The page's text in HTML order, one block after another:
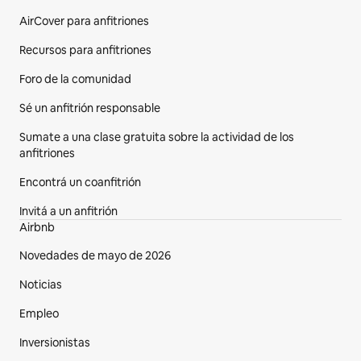
AirCover para anfitriones
Recursos para anfitriones
Foro de la comunidad
Sé un anfitrión responsable
Sumate a una clase gratuita sobre la actividad de los
anfitriones
Encontrá un coanfitrión
Invitá a un anfitrión
Airbnb
Novedades de mayo de 2026
Noticias
Empleo
Inversionistas